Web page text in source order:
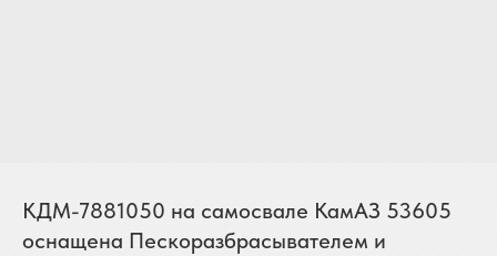
КДМ-7881050 на самосвале КамАЗ 53605
оснащена Пескоразбрасывателем и